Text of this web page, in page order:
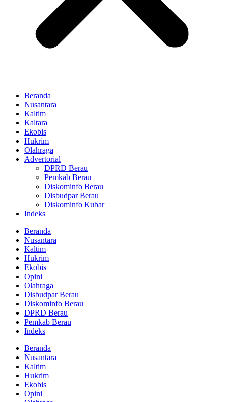
Beranda
Nusantara
Kaltim
Kaltara
Ekobis
Hukrim
Olahraga
Advertorial
DPRD Berau
Pemkab Berau
Diskominfo Berau
Disbudpar Berau
Diskominfo Kubar
Indeks
Beranda
Nusantara
Kaltim
Hukrim
Ekobis
Opini
Olahraga
Disbudpar Berau
Diskominfo Berau
DPRD Berau
Pemkab Berau
Indeks
Beranda
Nusantara
Kaltim
Hukrim
Ekobis
Opini